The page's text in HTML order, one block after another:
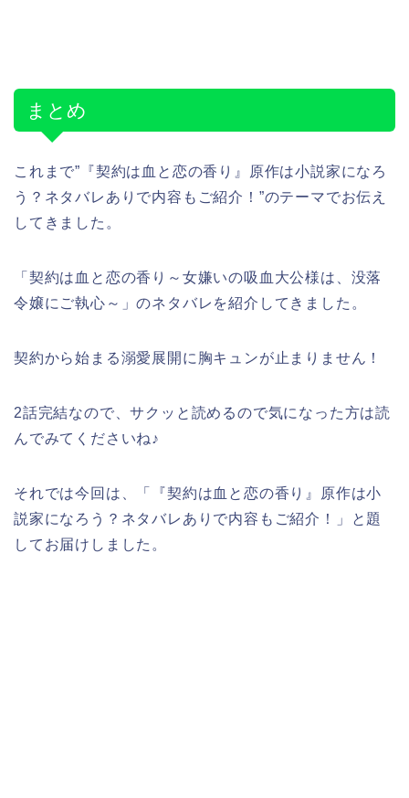
まとめ
これまで”『契約は血と恋の香り』原作は小説家になろ
う？ネタバレありで内容もご紹介！”のテーマでお伝え
してきました。
「契約は血と恋の香り～女嫌いの吸血大公様は、没落
令嬢にご執心～」のネタバレを紹介してきました。
契約から始まる溺愛展開に胸キュンが止まりません！
2話完結なので、サクッと読めるので気になった方は読
んでみてくださいね♪
それでは今回は、「『契約は血と恋の香り』原作は小
説家になろう？ネタバレありで内容もご紹介！」と題
してお届けしました。